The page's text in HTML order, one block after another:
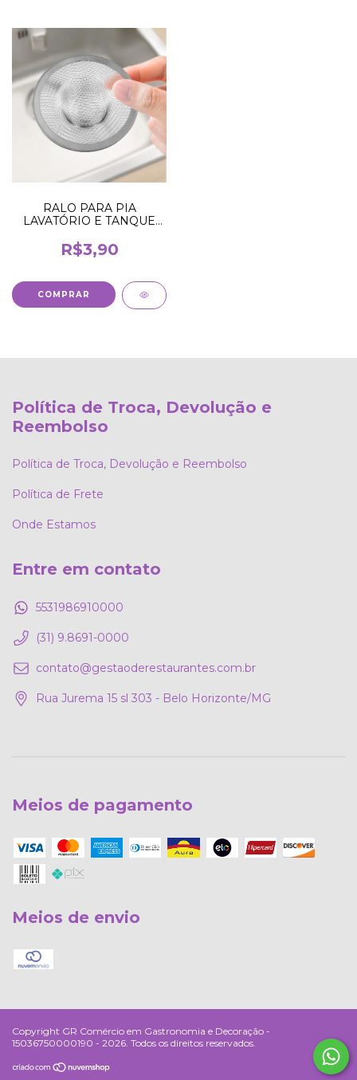
RALO PARA PIA
LAVATÓRIO E TANQUE
INOX
R$3,90
Política de Troca, Devolução e
Reembolso
Política de Troca, Devolução e Reembolso
Política de Frete
Onde Estamos
Entre em contato
5531986910000
(31) 9.8691-0000
contato@gestaoderestaurantes.com.br
Rua Jurema 15 sl 303 - Belo Horizonte/MG
Meios de pagamento
Meios de envio
Copyright GR Comércio em Gastronomia e Decoração -
15036750000190 - 2026. Todos os direitos reservados.